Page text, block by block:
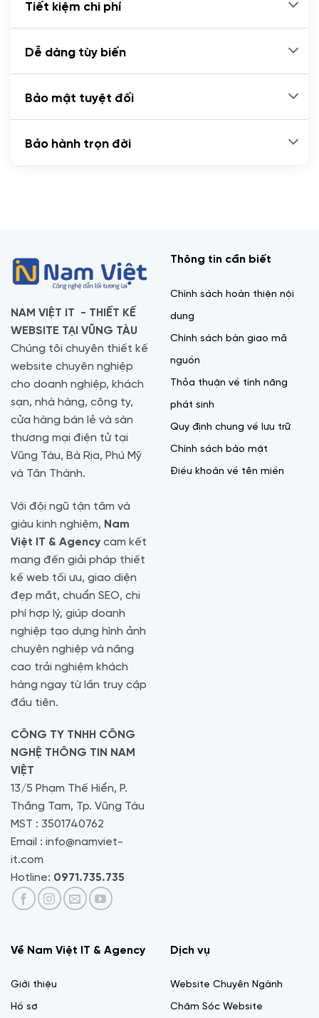
Tiết kiệm chi phí
Dễ dàng tùy biến
Bảo mật tuyệt đối
Bảo hành trọn đời
NAM VIỆT IT - THIẾT KẾ
WEBSITE TẠI VŨNG TÀU
Chúng tôi chuyên thiết kế
website chuyên nghiệp
cho doanh nghiệp, khách
sạn, nhà hàng, công ty,
cửa hàng bán lẻ và sàn
thương mại điện tử tại
Vũng Tàu, Bà Rịa, Phú Mỹ
và Tân Thành.
Với đội ngũ tận tâm và
giàu kinh nghiệm, Nam
Việt IT & Agency cam kết
mang đến giải pháp thiết
kế web tối ưu, giao diện
đẹp mắt, chuẩn SEO, chi
phí hợp lý, giúp doanh
nghiệp tạo dựng hình ảnh
chuyên nghiệp và nâng
cao trải nghiệm khách
hàng ngay từ lần truy cập
đầu tiên.
CÔNG TY TNHH CÔNG
NGHỆ THÔNG TIN NAM
VIỆT
13/5 Phạm Thế Hiển, P.
Thắng Tam, Tp. Vũng Tàu
MST : 3501740762
Email : info@namviet-
it.com
Hotline: 0971.735.735
Thông tin cần biết
Chính sách hoàn thiện nội
dung
Chính sách bàn giao mã
nguồn
Thỏa thuận về tính năng
phát sinh
Quy định chung về lưu trữ
Chính sách bảo mật
Điều khoản về tên miền
Về Nam Việt IT & Agency
Giới thiệu
Hồ sơ
Dịch vụ
Website Chuyên Ngành
Chăm Sóc Website